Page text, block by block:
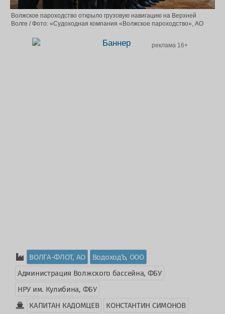
Волжское пароходство открыло грузовую навигацию на Верхней
Волге / Фото: «Судоходная компания «Волжское пароходство», АО
реклама 16+
ВОЛГА-ФЛОТ, АО
ВодоходЪ, ООО
Администрация Волжского бассейна, ФБУ
НРУ им. Кулибина, ФБУ
КАПИТАН КАДОМЦЕВ
КОНСТАНТИН СИМОНОВ